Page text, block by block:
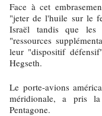
Face à cet
"jeter de l'huile sur le
Israël tandis que les
"ressources
leur "dispositif
Hegseth.
Le porte-avions
méridionale, a pris
Pentagone.